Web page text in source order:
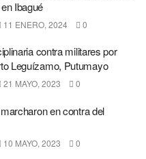
Ibagué
11 ENERO, 2024 0
contra militares por
Leguízamo, Putumayo
21 MAYO, 2023 0
en contra del
10 MAYO, 2023 0